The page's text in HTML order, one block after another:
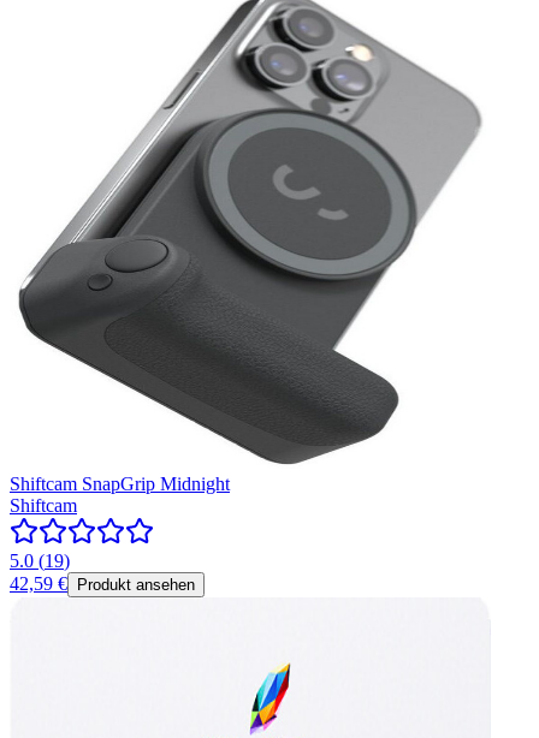
Shiftcam SnapGrip Midnight
Shiftcam
5.0 (19)
42,59 €
Produkt ansehen